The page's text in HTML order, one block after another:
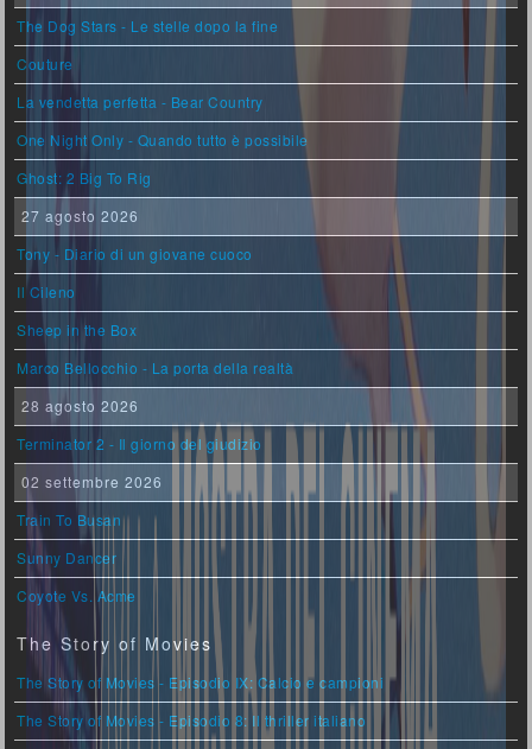
The Dog Stars - Le stelle dopo la fine
Couture
La vendetta perfetta - Bear Country
One Night Only - Quando tutto è possibile
Ghost: 2 Big To Rig
27 agosto 2026
Tony - Diario di un giovane cuoco
Il Cileno
Sheep in the Box
Marco Bellocchio - La porta della realtà
28 agosto 2026
Terminator 2 - Il giorno del giudizio
02 settembre 2026
Train To Busan
Sunny Dancer
Coyote Vs. Acme
The Story of Movies
The Story of Movies - Episodio IX: Calcio e campioni
The Story of Movies - Episodio 8: Il thriller italiano